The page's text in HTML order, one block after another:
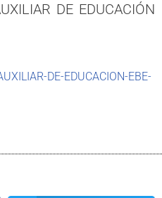
DE EDUCACIÓN
DE-EDUCACION-EBE-